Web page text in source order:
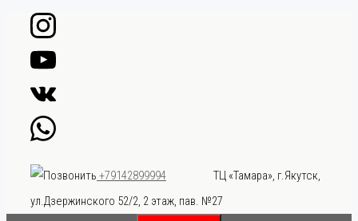
Перейти
содержимому
+79142899994
ТЦ «Тамара», г.Якутск,
ул.Дзержинского 52/2, 2 этаж, пав. №27